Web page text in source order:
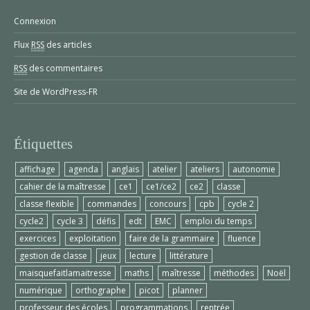
Connexion
Flux RSS des articles
RSS des commentaires
Site de WordPress-FR
Étiquettes
affichage agenda anglais atelier ateliers
autonomie
cahier de la maîtresse
ce1 ce1/ce2 ce2
classe
classe flexible
commandes concours cpb
cycle 2
cycle2
cycle 3 défis edt EMC
emploi du temps
exercices
exploitation faire de la grammaire
fluence
gestion de classe
jeux lecture
littérature
maisquefaitlamaitresse
maths maîtresse méthodes
Noël
numérique
orthographe picot
planner
professeur des écoles
programmations rentrée